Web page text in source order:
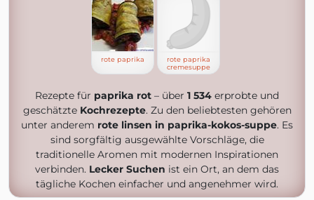
rote paprika
rote paprika
cremesuppe
Rezepte für paprika rot – über 1 534 erprobte und
geschätzte Kochrezepte. Zu den beliebtesten gehören
unter anderem rote linsen in paprika-kokos-suppe. Es
sind sorgfältig ausgewählte Vorschläge, die
traditionelle Aromen mit modernen Inspirationen
verbinden. Lecker Suchen ist ein Ort, an dem das
tägliche Kochen einfacher und angenehmer wird.